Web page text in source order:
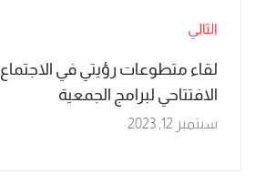
التالي
لقاء متطوعات رؤيتي في الاجتماع
الافتتاحي لبرامج الجمعية
سبتمبر 12, 2023